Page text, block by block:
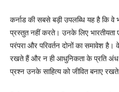
कर्नाड की सबसे बड़ी उपलब्धि यह है कि वे
प्रस्तुत नहीं करते। उनके लिए भारतीयता
परंपरा और परिवर्तन दोनों का समावेश
रखते हैं और न ही आधुनिकता के प्रति
प्रश्न उनके साहित्य को जीवित बनाए